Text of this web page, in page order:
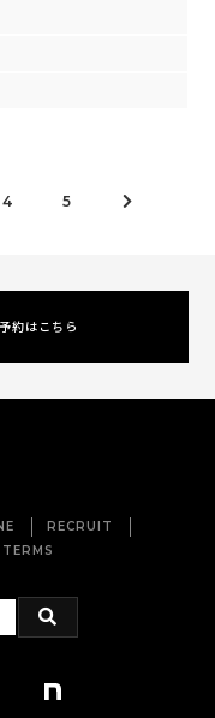
4 5
約はこちら
RECRUIT
TERMS